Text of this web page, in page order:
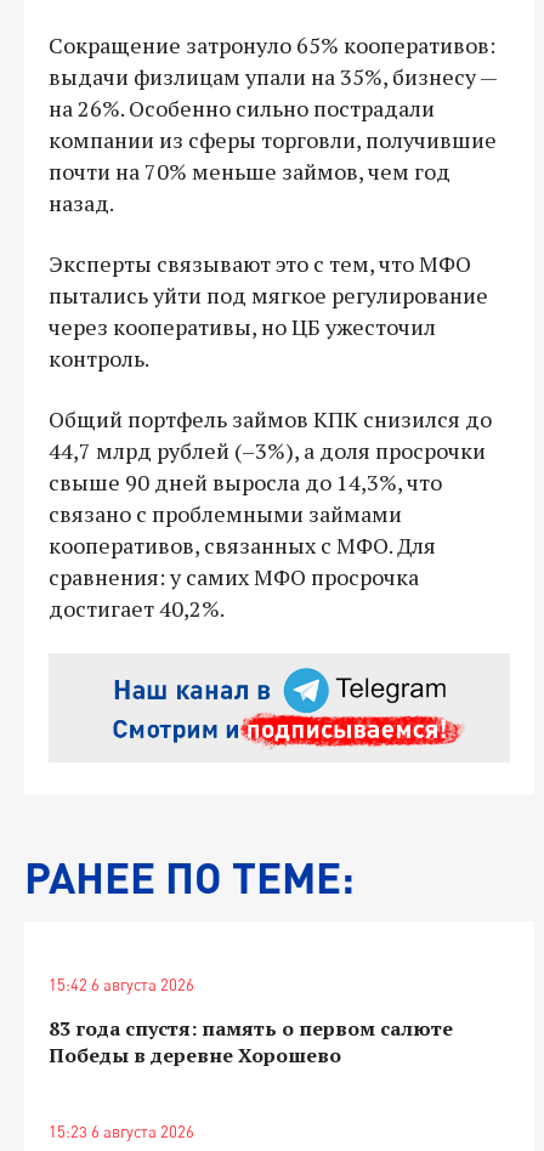
Сокращение затронуло 65% кооперативов:
выдачи физлицам упали на 35%, бизнесу —
на 26%. Особенно сильно пострадали
компании из сферы торговли, получившие
почти на 70% меньше займов, чем год
назад.
Эксперты связывают это с тем, что МФО
пытались уйти под мягкое регулирование
через кооперативы, но ЦБ ужесточил
контроль.
Общий портфель займов КПК снизился до
44,7 млрд рублей (–3%), а доля просрочки
свыше 90 дней выросла до 14,3%, что
связано с проблемными займами
кооперативов, связанных с МФО. Для
сравнения: у самих МФО просрочка
достигает 40,2%.
РАНЕЕ ПО ТЕМЕ:
15:42 6 августа 2026
83 года спустя: память о первом салюте
Победы в деревне Хорошево
15:23 6 августа 2026